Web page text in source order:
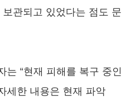
관되고 있었다는 점도 문
는 “현재 피해를 복구 중인
세한 내용은 현재 파악